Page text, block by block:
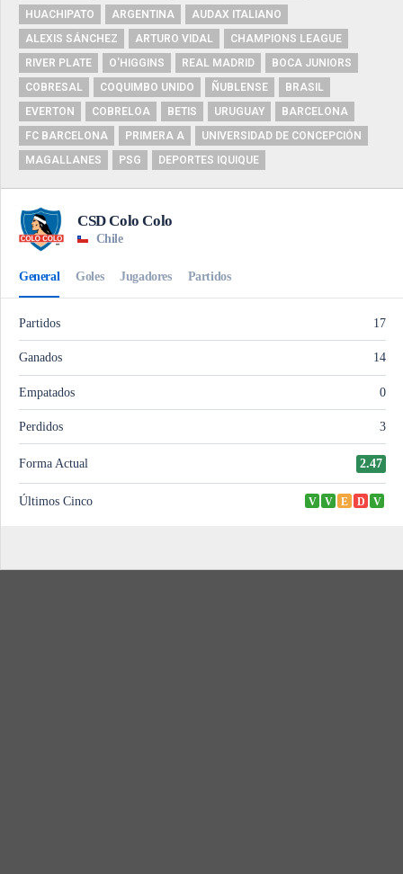
HUACHIPATO
ARGENTINA
AUDAX ITALIANO
ALEXIS SÁNCHEZ
ARTURO VIDAL
CHAMPIONS LEAGUE
RIVER PLATE
O'HIGGINS REAL MADRID
BOCA JUNIORS
COBRESAL
COQUIMBO UNIDO ÑUBLENSE
BRASIL
EVERTON
COBRELOA BETIS URUGUAY
BARCELONA
FC BARCELONA
PRIMERA A
UNIVERSIDAD DE CONCEPCIÓN
MAGALLANES
PSG DEPORTES IQUIQUE